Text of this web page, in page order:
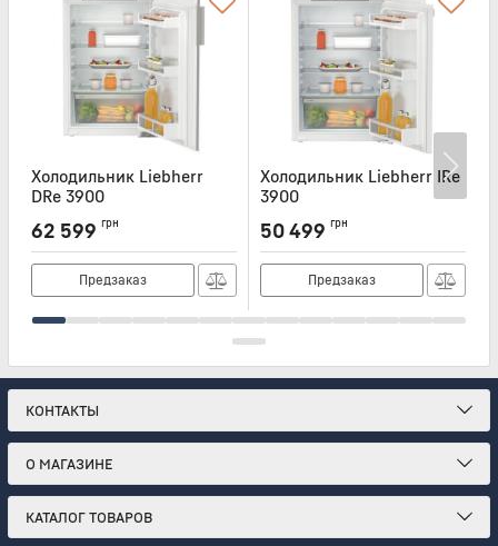
Холодильник Liebherr
DRe 3900
DRE3900
62 599 грн
Предзаказ
Холодильник Liebherr IRe
3900
IRE3900
50 499 грн
Предзаказ
КОНТАКТЫ
О МАГАЗИНЕ
КАТАЛОГ ТОВАРОВ